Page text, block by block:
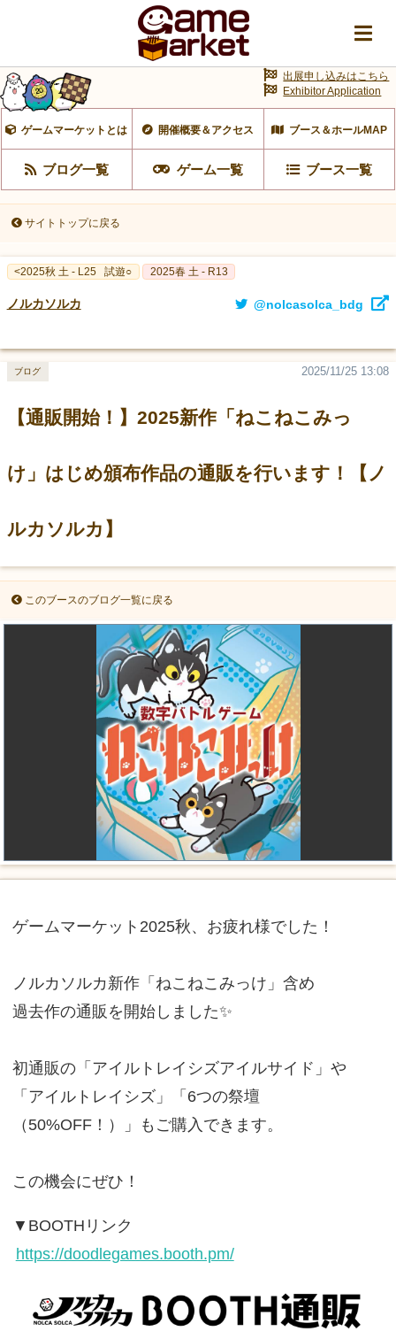
ゲームマーケットとは 開催概要＆アクセス ブース＆ホールMAP
ブログ一覧 ゲーム一覧 ブース一覧
出展申し込みはこちら
Exhibitor Application
サイトトップに戻る
<2025秋 土 - L25 試遊○ 2025春 土 - R13
ノルカソルカ @nolcasolca_bdg
【通販開始！】2025新作「ねこねこみっ
け」はじめ頒布作品の通販を行います！【ノ
ルカソルカ】
2025/11/25 13:08
ブログ
このブースのブログ一覧に戻る
ゲームマーケット2025秋、お疲れ様でした！
ノルカソルカ新作「ねこねこみっけ」含め
過去作の通販を開始しました✨
初通販の「アイルトレイシズアイルサイド」や
「アイルトレイシズ」「6つの祭壇
（50%OFF！）」もご購入できます。
この機会にぜひ！
▼BOOTHリンク
https://doodlegames.booth.pm/